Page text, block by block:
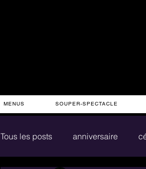
MENUS SOUPER-SPECTACLE
Tous les posts anniversaire